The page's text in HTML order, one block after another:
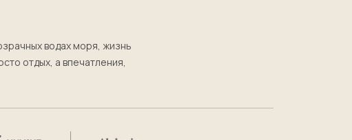
водах моря, жизнь
отдых, а впечатления,